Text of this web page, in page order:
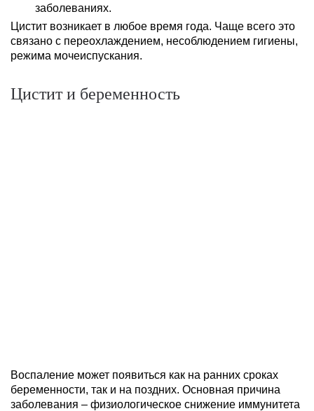
заболеваниях.
Цистит возникает в любое время года. Чаще всего это
связано с переохлаждением, несоблюдением гигиены,
режима мочеиспускания.
Цистит и беременность
Воспаление может появиться как на ранних сроках
беременности, так и на поздних. Основная причина
заболевания – физиологическое снижение иммунитета